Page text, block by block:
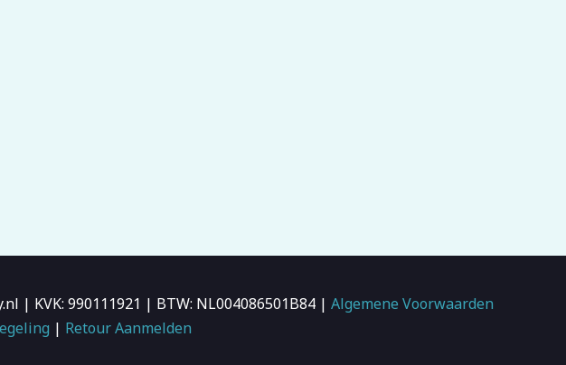
| KVK: 990111921 | BTW: NL004086501B84 | Algemene Voorwaarden
| Retour Aanmelden